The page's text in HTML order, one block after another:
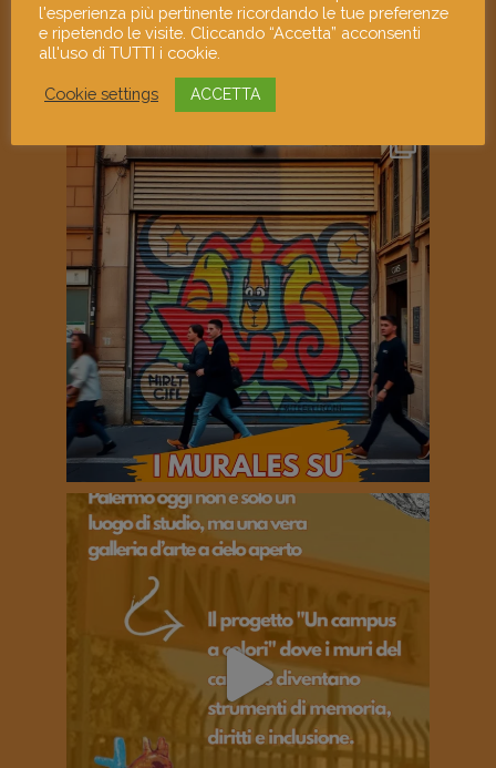
l'esperienza più pertinente ricordando le tue preferenze
e ripetendo le visite. Cliccando “Accetta” acconsenti
all'uso di TUTTI i cookie.
Cookie settings ACCETTA